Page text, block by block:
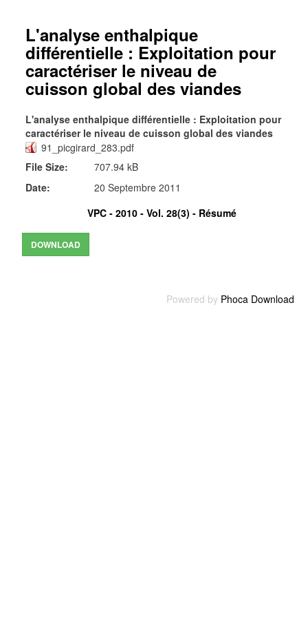
L'analyse enthalpique
différentielle : Exploitation pour
caractériser le niveau de
cuisson global des viandes
L'analyse enthalpique différentielle : Exploitation pour
caractériser le niveau de cuisson global des viandes
91_picgirard_283.pdf
File Size:
707.94 kB
Date:
20 Septembre 2011
VPC - 2010 - Vol. 28(3) - Résumé
Powered by Phoca Download